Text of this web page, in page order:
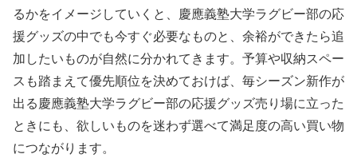
るかをイメージしていくと、慶應義塾大学ラグビー部の応
援グッズの中でも今すぐ必要なものと、余裕ができたら追
加したいものが自然に分かれてきます。予算や収納スペー
スも踏まえて優先順位を決めておけば、毎シーズン新作が
出る慶應義塾大学ラグビー部の応援グッズ売り場に立った
ときにも、欲しいものを迷わず選べて満足度の高い買い物
につながります。